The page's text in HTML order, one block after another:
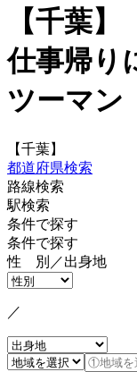
【千葉】
仕事帰り
ツーマン
【千葉】
都道府県検索
路線検索
駅検索
条件で探す
条件で探す
性 別／出身地
／